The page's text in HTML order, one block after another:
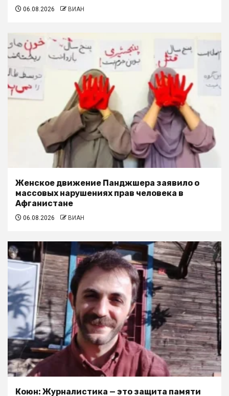
06.08.2026 ВИАН
Женское движение Панджшера заявило о
массовых нарушениях прав человека в
Афганистане
06.08.2026 ВИАН
Коюн: Журналистика — это защита памяти